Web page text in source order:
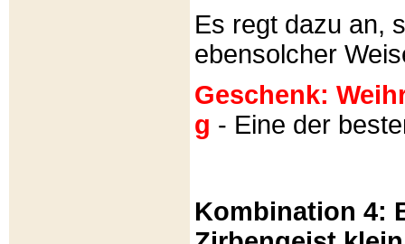
Es regt dazu an,
ebensolcher
Geschenk:
g - Eine der
Kombination 4: